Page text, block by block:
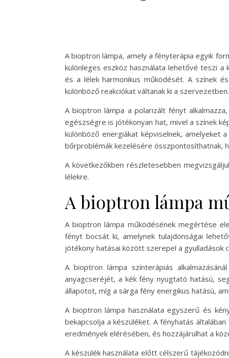
A bioptron lámpa, amely a fényterápia egyik
különleges eszköz használata lehetővé teszi
és a lélek harmonikus működését. A színek
különböző reakciókat váltanak ki a szervezetben.
A bioptron lámpa a polarizált fényt
egészségre is jótékonyan hat, mivel a színek
különböző energiákat képviselnek, amelyeket
bőrproblémák kezelésére összpontosíthatnak,
A következőkben részletesebben
lélekre.
A bioptron lámpa
A bioptron lámpa működésének megértése
fényt bocsát ki, amelynek tulajdonságai
jótékony hatásai között szerepel a gyulladások
A bioptron lámpa színterápiás
anyagcseréjét, a kék fény nyugtató hatású,
állapotot, míg a sárga fény energikus hatású,
A bioptron lámpa használata egyszerű és
bekapcsolja a készüléket. A fényhatás
eredmények elérésében, és hozzájárulhat a
A készülék használata előtt célszerű